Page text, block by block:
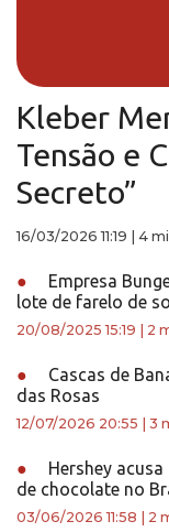
Kleber
Tensão e
Secreto”
16/03/2026 11:19 4
●
Empresa
lote de farelo de
20/08/2025 15:19 2
●
Cascas de
das Rosas
12/07/2026 20:55 3
●
Hershey
de chocolate no
03/06/2026 11:58 2